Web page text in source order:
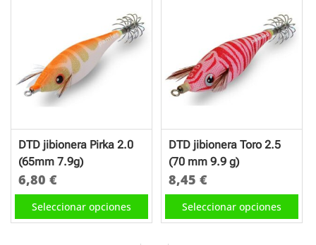
variantes.
Las
opciones
se
en
la
página
de
producto
opciones
se
pueden
la
página
producto
DTD jibionera Pirka 2.0
(65mm 7.9g)
6,80 €
Seleccionar opciones
Este
producto
DTD jibionera Toro 2.5
(70 mm 9.9 g)
8,45€
Seleccionar opciones
Este
producto